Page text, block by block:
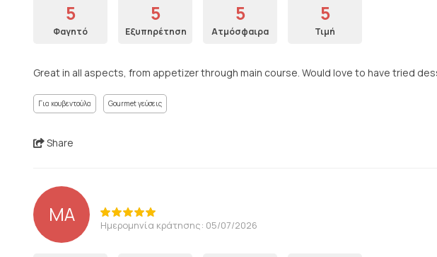
5
Φαγητό
5
Εξυπηρέτηση
5
Ατμόσφαιρα
5
Τιμή
Great in all aspects, from appetizer through main course. Would love to have tried
Για κουβεντούλα Gourmet γεύσεις
Share
MA Ημερομηνία κράτησης: 05/07/2026